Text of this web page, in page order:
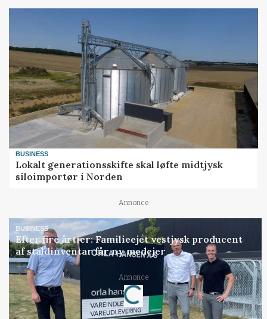
BUSINESS
Lokalt generationsskifte skal løfte midtjysk
siloimportør i Norden
Annonce
BUSINESS
Efter fire årtier: Familieejet vestjysk producent
af staldinventar får ny medejer
Annonce
Loading...